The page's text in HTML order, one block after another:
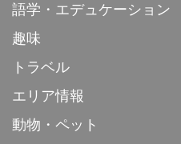
語学・エデュケーション
趣味
トラベル
エリア情報
動物・ペット